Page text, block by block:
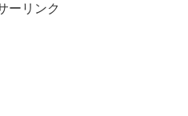
ーリンク